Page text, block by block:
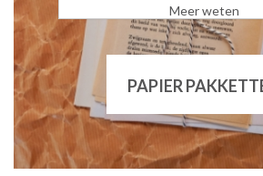
PAPIER
Meer weten